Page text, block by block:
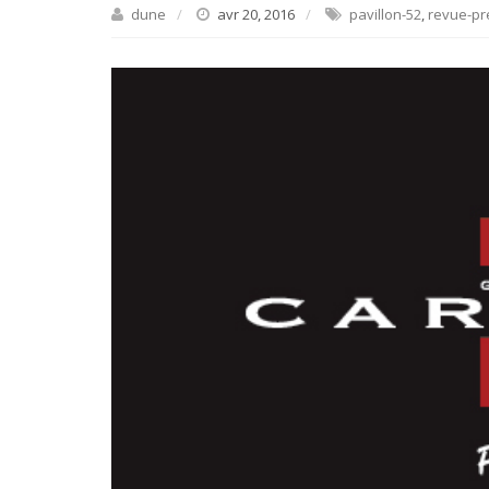
dune avr 20, 2016 pavillon-52, revue-